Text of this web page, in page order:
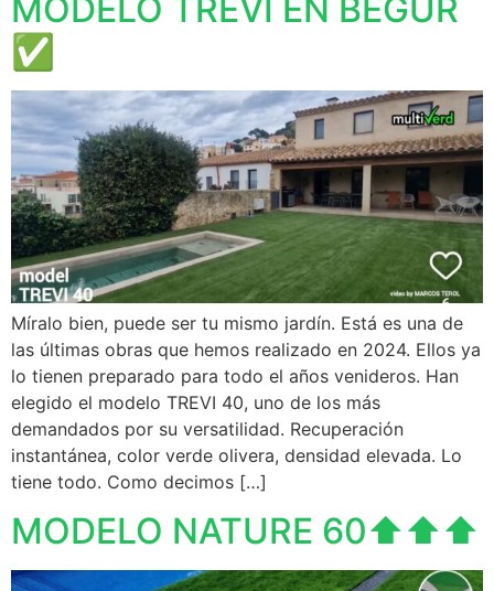
MODELO TREVI EN BEGUR
✅️
Míralo bien, puede ser tu mismo jardín. Está es una de
las últimas obras que hemos realizado en 2024. Ellos ya
lo tienen preparado para todo el años venideros. Han
elegido el modelo TREVI 40, uno de los más
demandados por su versatilidad. Recuperación
instantánea, color verde olivera, densidad elevada. Lo
tiene todo. Como decimos […]
MODELO NATURE 60⬆️⬆️⬆️